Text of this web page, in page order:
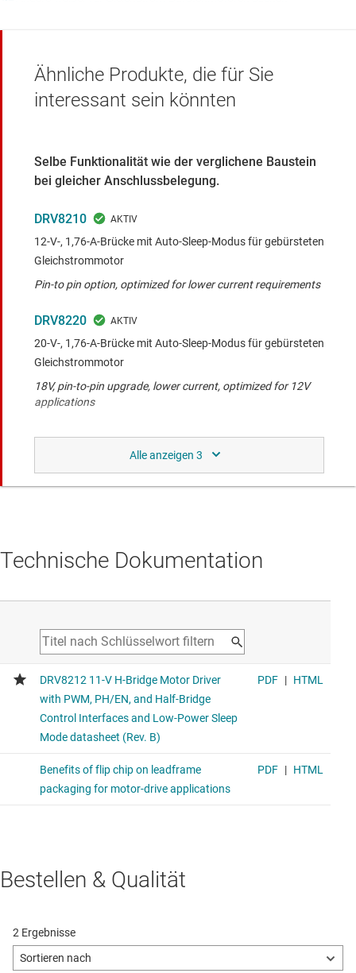
Ähnliche Produkte, die für Sie
interessant sein könnten
Selbe Funktionalität wie der verglichene Baustein
bei gleicher Anschlussbelegung.
DRV8210
12-V-, 1,76-A-Brücke mit Auto-Sleep-Modus für gebürsteten
Gleichstrommotor
Pin-to pin option, optimized for lower current requirements
DRV8220
20-V-, 1,76-A-Brücke mit Auto-Sleep-Modus für gebürsteten
Gleichstrommotor
18V, pin-to-pin upgrade, lower current, optimized for 12V
applications
Selbe Funktionalität wie der verglichene Baustein
Strommessung, Stromregelung und Stillstan
detection and integrated current sense
Technische Dokumentation
Bestellen & Qualität